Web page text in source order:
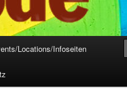
Locations/Infoseiten